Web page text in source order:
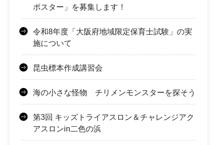
ポスター」を募集します！
令和8年度「大阪府地域限定保育士試験」の実
施について
昆虫標本作成講習会
海の小さな怪物 チリメンモンスターを探そう
第3回 キッズトライアスロン＆チャレンジアク
アスロンin二色の浜